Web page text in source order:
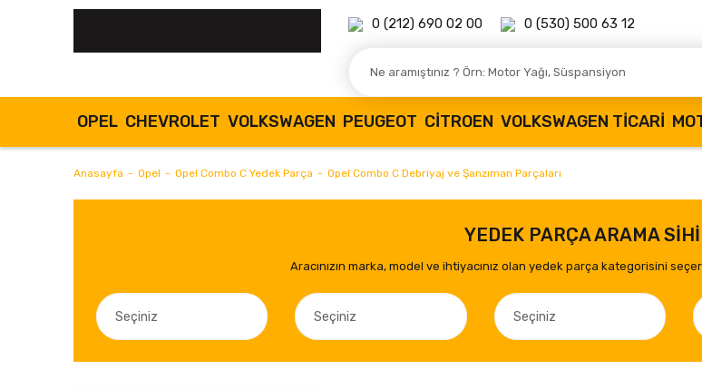
0 (212) 690 02 00 0 (530) 500 63 12
OPEL CHEVROLET VOLKSWAGEN PEUGEOT CITROEN VOLKSWAGEN TICARI
Anasayfa Opel Opel Combo C Yedek Parça Opel Combo C Debriyaj ve Şanzıman Parçaları
YEDEK PARÇA ARAMA
Aracınızın marka, model ve ihtiyacınız olan yedek parça kategorisini